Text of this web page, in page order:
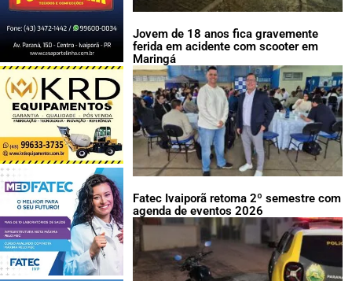
Jovem de 18 anos fica gravemente
ferida em acidente com scooter em
Maringá
Fatec Ivaiporã retoma 2º semestre com
agenda de eventos 2026